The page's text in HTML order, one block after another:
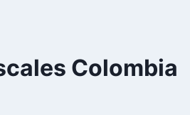
Colombia